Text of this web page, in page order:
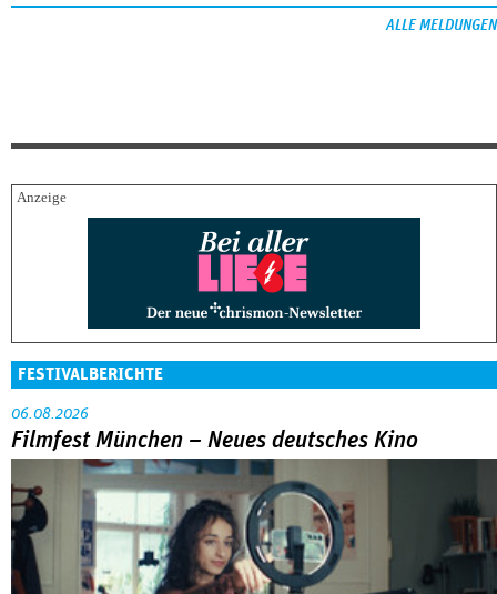
ALLE MELDUNGEN
FESTIVALBERICHTE
06.08.2026
Filmfest München – Neues deutsches Kino